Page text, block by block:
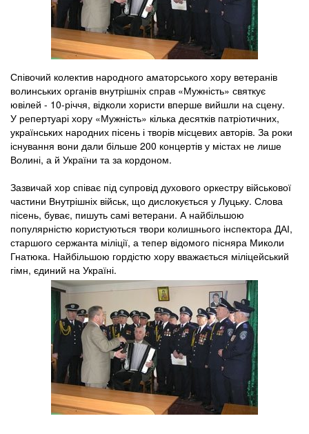
Співочий колектив народного аматорського хору ветеранів
волинських органів внутрішніх справ «Мужність» святкує
ювілей - 10-річчя, відколи хористи вперше вийшли на сцену.
У репертуарі хору «Мужність» кілька десятків патріотичних,
українських народних пісень і творів місцевих авторів. За роки
існування вони дали більше 200 концертів у містах не лише
Волині, а й України та за кордоном.
Зазвичай хор співає під супровід духового оркестру військової
частини Внутрішніх військ, що дислокується у Луцьку. Слова
пісень, буває, пишуть самі ветерани. А найбільшою
популярністю користуються твори колишнього інспектора ДАІ,
старшого сержанта міліції, а тепер відомого пісняра Миколи
Гнатюка. Найбільшою гордістю хору вважається міліцейський
гімн, єдиний на Україні.